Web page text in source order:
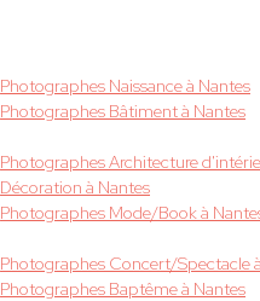
Photographes Naissance à Nantes
Photographes Bâtiment à Nantes
Photographes Architecture
Décoration à Nantes
Photographes Mode/Book à
Photographes Concert/Spectacle
Photographes Baptême à Nantes